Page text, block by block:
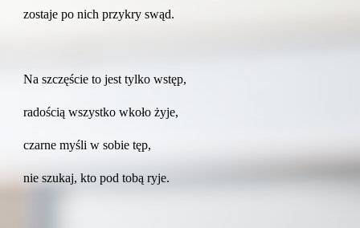
zostaje po nich przykry swąd.
Na szczęście to jest tylko wstęp,
radością wszystko wkoło żyje,
czarne myśli w sobie tęp,
nie szukaj, kto pod tobą ryje.